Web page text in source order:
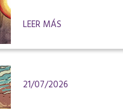
LEER MÁS
21/07/2026